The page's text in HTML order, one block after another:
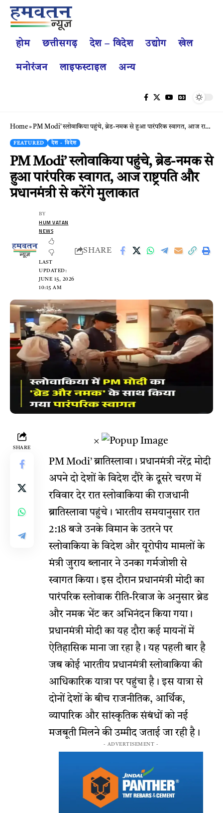
होम छत्तीसगढ़ देश – विदेश उद्योग खेल
मनोरंजन लाइफस्टाइल अन्य
Home» PM Modi’ स्लोवाकिया पहुंचे, ब्रेड-नमक से हुआ पारंपरिक स्वागत, आज राष्ट्रपति और प्रधानमंत्री से करेंगे मुलाकात
FEATURED देश - विदेश
PM Modi’ स्लोवाकिया पहुंचे, ब्रेड-नमक से
हुआ पारंपरिक स्वागत, आज राष्ट्रपति और
प्रधानमंत्री से करेंगे मुलाकात
LAST
UPDATED:
JUNE 15, 2026
10:15 AM
BY
HUM VATAN
NEWS
SHARE
SHARE
×
PM Modi’ ब्रातिस्लावा। प्रधानमंत्री नरेंद्र मोदी
अपने दो देशों के विदेश दौरे के दूसरे चरण में
रविवार देर रात स्लोवाकिया की राजधानी
ब्रातिस्लावा पहुंचे। भारतीय समयानुसार रात
2:18 बजे उनके विमान के उतरने पर
स्लोवाकिया के विदेश और यूरोपीय मामलों के
मंत्री जुराय ब्लानार ने उनका गर्मजोशी से
स्वागत किया। इस दौरान प्रधानमंत्री मोदी का
पारंपरिक स्लोवाक रीति-रिवाज के अनुसार ब्रेड
और नमक भेंट कर अभिनंदन किया गया।
प्रधानमंत्री मोदी का यह दौरा कई मायनों में
ऐतिहासिक माना जा रहा है। यह पहली बार है
जब कोई भारतीय प्रधानमंत्री स्लोवाकिया की
आधिकारिक यात्रा पर पहुंचा है। इस यात्रा से
दोनों देशों के बीच राजनीतिक, आर्थिक,
व्यापारिक और सांस्कृतिक संबंधों को नई
मजबूती मिलने की उम्मीद जताई जा रही है।
- ADVERTISEMENT -